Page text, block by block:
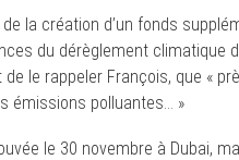
la création d’un fonds
du dérèglement climatique
le rappeler François, que «
émissions polluantes… »
le 30 novembre à Dubai,